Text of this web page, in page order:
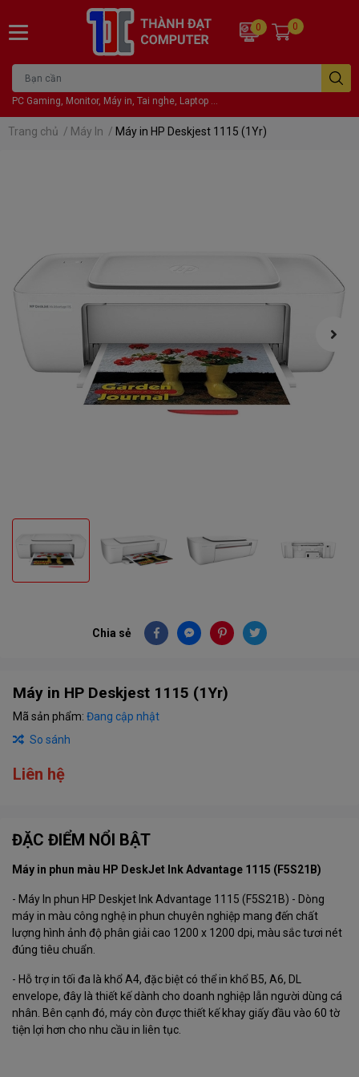
PC Gaming, Monitor, Máy in, Tai nghe, Laptop ...
0 0
Trang chủ / Máy In / Máy in HP Deskjest 1115 (1Yr)
Chia sẻ
Máy in HP Deskjest 1115 (1Yr)
Mã sản phẩm: Đang cập nhật
So sánh
Liên hệ
ĐẶC ĐIỂM NỔI BẬT
Máy in phun màu HP DeskJet Ink Advantage 1115 (F5S21B)
- Máy In phun HP Deskjet Ink Advantage 1115 (F5S21B) - Dòng
máy in màu công nghệ in phun chuyên nghiệp mang đến chất
lượng hình ảnh độ phân giải cao 1200 x 1200 dpi, màu sắc tươi nét
đúng tiêu chuẩn.
- Hỗ trợ in tối đa là khổ A4, đặc biệt có thể in khổ B5, A6, DL
envelope, đây là thiết kế dành cho doanh nghiệp lẫn người dùng cá
nhân. Bên cạnh đó, máy còn được thiết kế khay giấy đầu vào 60 tờ
tiện lợi hơn cho nhu cầu in liên tục.